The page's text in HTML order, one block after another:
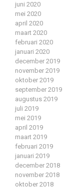
juni 2020
mei 2020
april 2020
maart 2020
februari 2020
januari 2020
december 2019
november 2019
oktober 2019
september 2019
augustus 2019
juli 2019
mei 2019
april 2019
maart 2019
februari 2019
januari 2019
december 2018
november 2018
oktober 2018